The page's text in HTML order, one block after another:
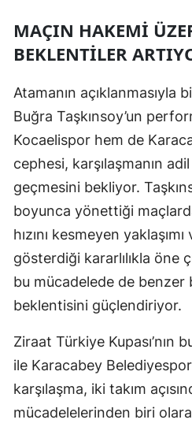
MAÇIN HAKEMI
BEKLENTILER
Atamanın açıklanmasıyla
Buğra Taşkınsoy’un
Kocaelispor hem de
cephesi, karşılaşmanın
geçmesini bekliyor.
boyunca yönettiği
hızını kesmeyen
gösterdiği kararlılıkla öne
bu mücadelede de benzer
beklentisini güçlendiriyor.
Ziraat Türkiye Kupası’nın
ile Karacabey
karşılaşma, iki takım
mücadelelerinden biri